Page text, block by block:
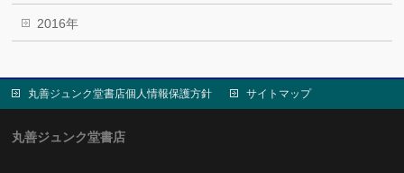
2016年
丸善ジュンク堂書店個人情報保護方針 サイトマップ
丸善ジュンク堂書店